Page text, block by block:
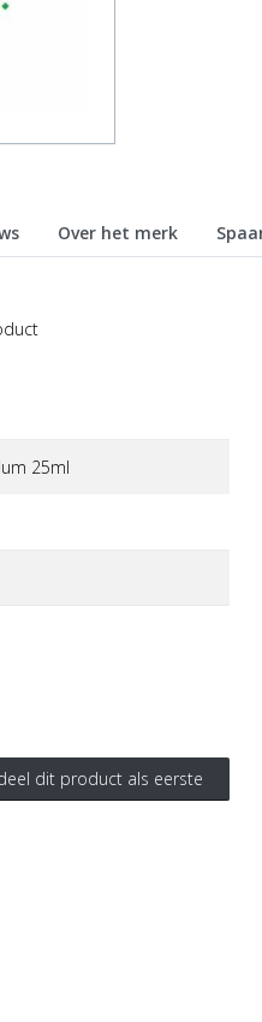
Over het merk
25ml
dit product als eerste